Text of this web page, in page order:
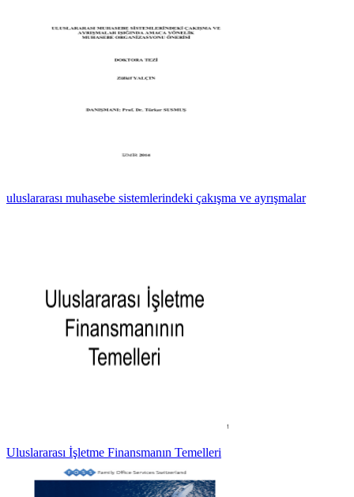
uluslararası muhasebe sistemlerindeki çakışma ve ayrışmalar
Uluslararası İşletme Finansmanın Temelleri